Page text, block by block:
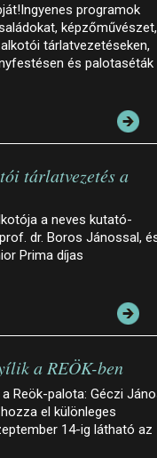
programok
képzőművészet,
tárlatvezetéseken,
és palotaséták
tárlatvezetés a
a neves kutató-
dr. Boros Jánossal,
Prima díjas
a REÖK-ben
Reök-palota: Géczi
el különleges
14-ig látható az